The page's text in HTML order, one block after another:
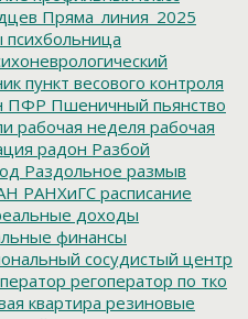
Пряма_линия_2025
психбольница
пункт весового контроля
ПФР Пшеничный пьянство
рабочая неделя рабочая
радон Разбой
Раздольное размыв
РАНХиГС расписание
доходы
финансы
сосудистый центр
регоператор по тко
квартира резиновые